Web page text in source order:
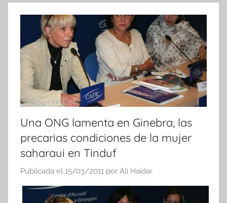
Una ONG lamenta en Ginebra, las
precarias condiciones de la mujer
saharaui en Tinduf
Publicada el 15/03/2011 por Ali Haidar